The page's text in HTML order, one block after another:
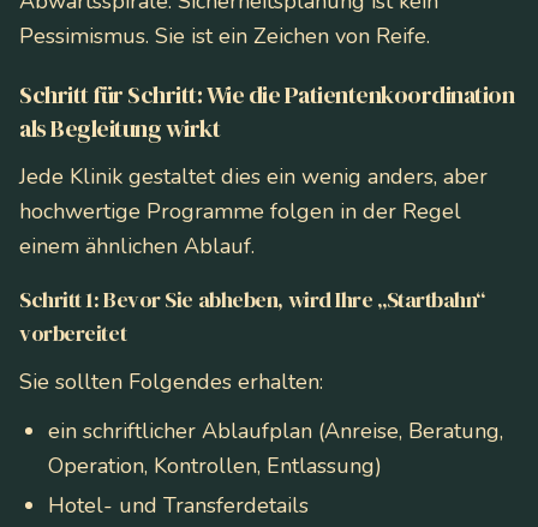
Pessimismus. Sie ist ein Zeichen von Reife.
Schritt für Schritt: Wie die Patientenkoordination
als Begleitung wirkt
Jede Klinik gestaltet dies ein wenig anders, aber
hochwertige Programme folgen in der Regel
einem ähnlichen Ablauf.
Schritt 1: Bevor Sie abheben, wird Ihre „Startbahn“
vorbereitet
Sie sollten Folgendes erhalten:
ein schriftlicher Ablaufplan (Anreise, Beratung,
Operation, Kontrollen, Entlassung)
Hotel- und Transferdetails